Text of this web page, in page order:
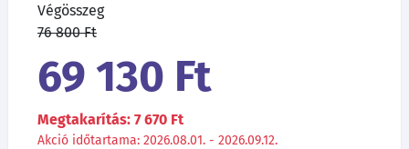
Végösszeg
76 800 Ft
69 130 Ft
Megtakarítás: 7 670 Ft
Akció időtartama: 2026.08.01. - 2026.09.12.